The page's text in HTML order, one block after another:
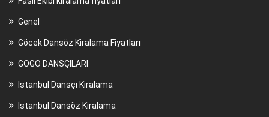
Genel
Göcek Dansöz Kiralama Fiyatları
GOGO DANSÇILARI
İstanbul Dansçı Kiralama
İstanbul Dansöz Kiralama